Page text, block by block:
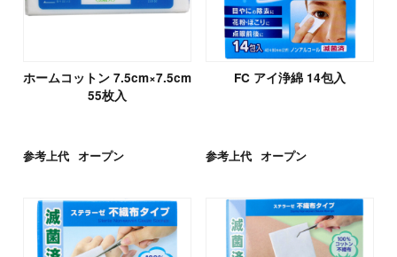
ホームコットン 7.5cm×7.5cm
55枚入
参考上代 オープン
FC アイ浄綿 14包入
参考上代 オープン